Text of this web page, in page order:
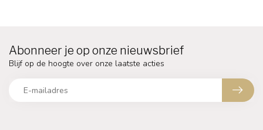
Abonneer je op onze nieuwsbrief
Blijf op de hoogte over onze laatste acties